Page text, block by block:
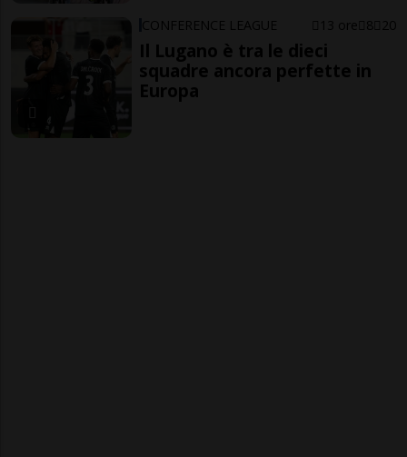
CONFERENCE LEAGUE 13 ore 8 20
Il Lugano è tra le dieci
squadre ancora perfette in
Europa